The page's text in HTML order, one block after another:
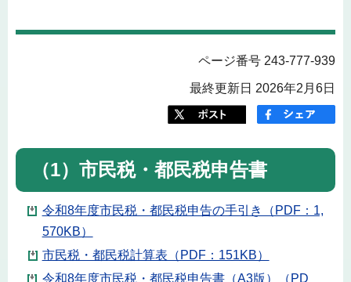
ページ番号 243-777-939
最終更新日 2026年2月6日
（1）市民税・都民税申告書
令和8年度市民税・都民税申告の手引き（PDF：1,
570KB）
市民税・都民税計算表（PDF：151KB）
令和8年度市民税・都民税申告書（A3版）（PD